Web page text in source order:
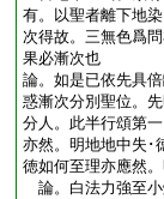
有。以聖者離下地
次得故。三無色爲
果必漸次也
論。如是已依先具
惑漸次分別聖位。
分人。此半行頌
亦然。明地地中
徳如何至理亦應然
論。白法力強至